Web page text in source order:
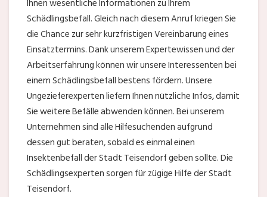
Ihnen wesentliche Informationen zu Ihrem
Schädlingsbefall. Gleich nach diesem Anruf kriegen Sie
die Chance zur sehr kurzfristigen Vereinbarung eines
Einsatztermins. Dank unserem Expertewissen und der
Arbeitserfahrung können wir unsere Interessenten bei
einem Schädlingsbefall bestens fördern. Unsere
Ungezieferexperten liefern Ihnen nützliche Infos, damit
Sie weitere Befälle abwenden können. Bei unserem
Unternehmen sind alle Hilfesuchenden aufgrund
dessen gut beraten, sobald es einmal einen
Insektenbefall der Stadt Teisendorf geben sollte. Die
Schädlingsexperten sorgen für zügige Hilfe der Stadt
Teisendorf.